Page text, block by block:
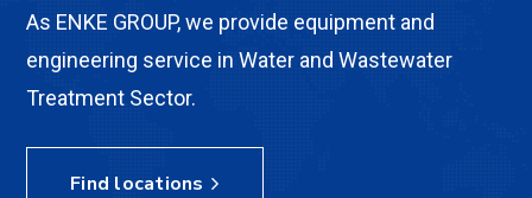
As ENKE GROUP, we provide equipment and
engineering service in Water and Wastewater
Treatment Sector.
Find locations